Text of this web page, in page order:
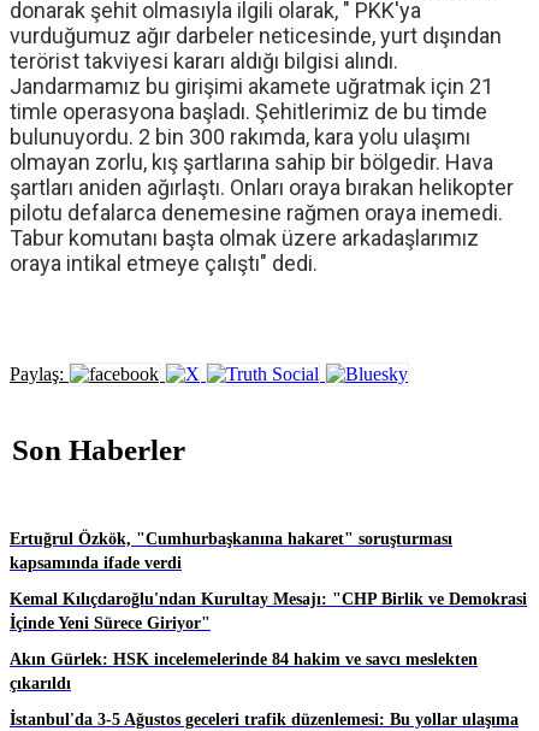
donarak şehit olmasıyla ilgili olarak, " PKK'ya
vurduğumuz ağır darbeler neticesinde, yurt dışından
terörist takviyesi kararı aldığı bilgisi alındı.
Jandarmamız bu girişimi akamete uğratmak için 21
timle operasyona başladı. Şehitlerimiz de bu timde
bulunuyordu. 2 bin 300 rakımda, kara yolu ulaşımı
olmayan zorlu, kış şartlarına sahip bir bölgedir. Hava
şartları aniden ağırlaştı. Onları oraya bırakan helikopter
pilotu defalarca denemesine rağmen oraya inemedi.
Tabur komutanı başta olmak üzere arkadaşlarımız
oraya intikal etmeye çalıştı" dedi.
Paylaş:
Son Haberler
Ertuğrul Özkök, "Cumhurbaşkanına hakaret" soruşturması
kapsamında ifade verdi
Kemal Kılıçdaroğlu'ndan Kurultay Mesajı: "CHP Birlik ve Demokrasi
İçinde Yeni Sürece Giriyor"
Akın Gürlek: HSK incelemelerinde 84 hakim ve savcı meslekten
çıkarıldı
İstanbul'da 3-5 Ağustos geceleri trafik düzenlemesi: Bu yollar ulaşıma